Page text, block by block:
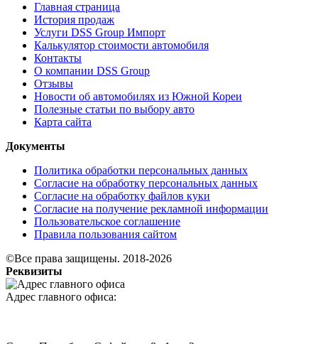
Главная страница
История продаж
Услуги DSS Group Импорт
Калькулятор стоимости автомобиля
Контакты
О компании DSS Group
Отзывы
Новости об автомобилях из Южной Кореи
Полезные статьи по выбору авто
Карта сайта
Документы
Политика обработки персональных данных
Согласие на обработку персональных данных
Согласие на обработку файлов куки
Согласие на получение рекламной информации
Пользовательское соглашение
Правила пользования сайтом
©Все права защищены. 2018-2026
Реквизиты
Адрес главного офиса: